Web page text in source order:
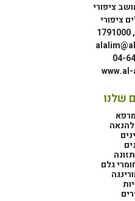
ציפורי
04-
שלנו
גלם